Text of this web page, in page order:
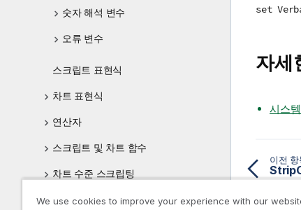
숫자 해석 변수
오류 변수
스크립트 표현식
차트 표현식
연산자
스크립트 및 차트 함수
차트 수준 스크립팅
Qlik Sense에서 지원되지 않는
set
자세
시스
이전 항
We use cookies to improve your experience with our